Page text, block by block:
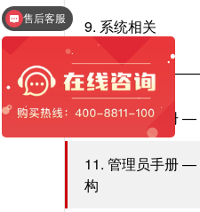
红圈工程管理系统9. 系统相关
10. 管理员手册 —
11. 管理员手册 —
构